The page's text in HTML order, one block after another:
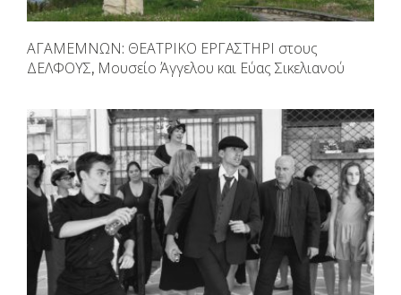
ΑΓΑΜΕΜΝΩΝ: ΘΕΑΤΡΙΚΟ ΕΡΓΑΣΤΗΡΙ στους
ΔΕΛΦΟΥΣ, Μουσείο Άγγελου και Εύας Σικελιανού